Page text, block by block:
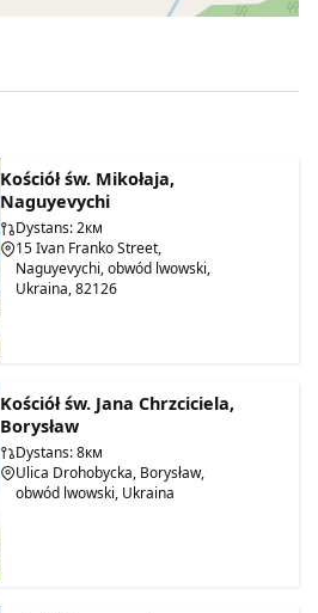
Kościół św. Mikołaja,
Naguyevychi
Dystans: 2км
15 Ivan Franko Street,
Naguyevychi, obwód lwowski,
Ukraina, 82126
Kościół św. Jana Chrzciciela,
Borysław
Dystans: 8км
Ulica Drohobycka, Borysław,
obwód lwowski, Ukraina